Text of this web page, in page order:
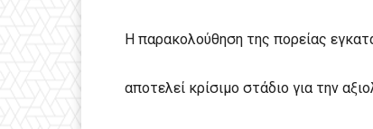
Η παρακολούθηση της πορείας
αποτελεί κρίσιμο στάδιο για την